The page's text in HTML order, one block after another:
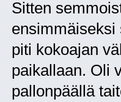
Sitten
ensimmäiseksi
piti kokoajan
paikallaan. Oli
pallonpäällä